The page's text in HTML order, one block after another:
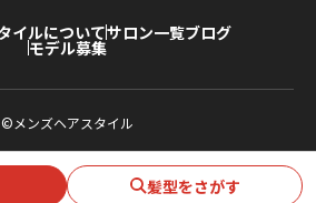
髪型をさがす
イルについてサロン一覧ブログ
モデル募集
©メンズヘアスタイル